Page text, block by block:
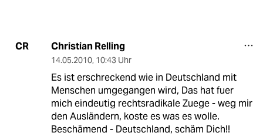
CR Christian Relling
14.05.2010, 10:43 Uhr
Es ist erschreckend wie in Deutschland mit
Menschen umgegangen wird, Das hat fuer
mich eindeutig rechtsradikale Zuege - weg mir
den Ausländern, koste es was es wolle.
Beschämend - Deutschland, schäm Dich!!